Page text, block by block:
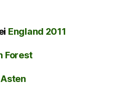
England 2011
Forest